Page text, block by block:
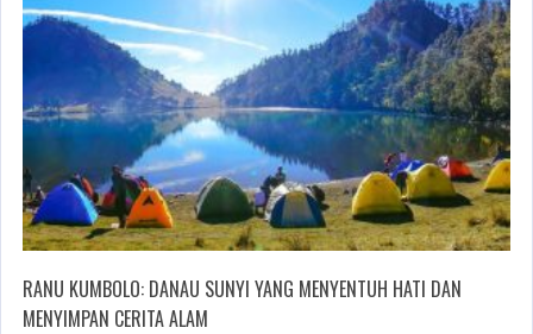
RANU KUMBOLO: DANAU SUNYI YANG MENYENTUH HATI DAN
MENYIMPAN CERITA ALAM